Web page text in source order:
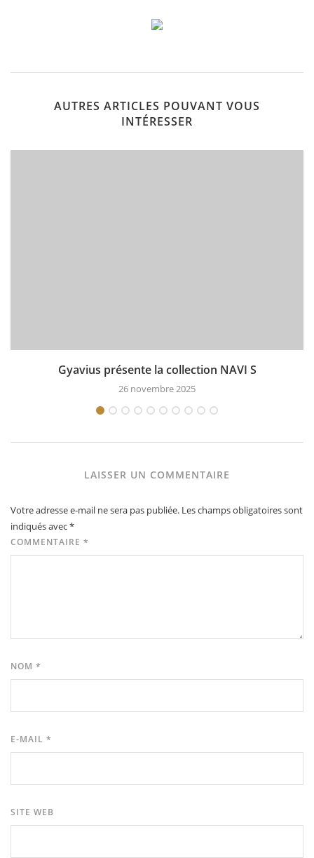
AUTRES ARTICLES POUVANT VOUS
INTÉRESSER
Gyavius présente la collection NAVI S
26 novembre 2025
LAISSER UN COMMENTAIRE
Votre adresse e-mail ne sera pas publiée. Les champs obligatoires sont
indiqués avec*
COMMENTAIRE *
NOM *
E-MAIL *
SITE WEB